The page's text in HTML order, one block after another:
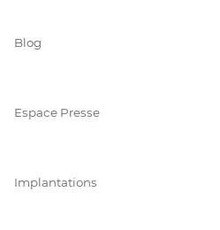
Blog
Espace Presse
Implantations